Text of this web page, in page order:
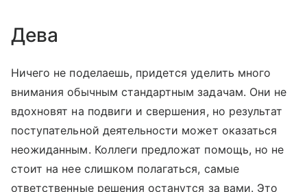
Дева
Ничего не поделаешь, придется уделить много
внимания обычным стандартным задачам. Они не
вдохновят на подвиги и свершения, но результат
поступательной деятельности может оказаться
неожиданным. Коллеги предложат помощь, но не
стоит на нее слишком полагаться, самые
ответственные решения останутся за вами. Это